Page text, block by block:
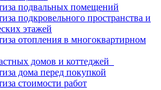
подвальных помещений
подкровельного пространства и
этажей
отопления в многоквартирном
домов и коттеджей
дома перед покупкой
стоимости работ